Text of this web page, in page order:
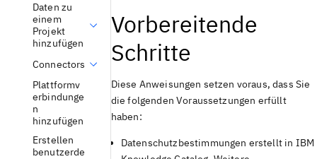
Daten zu
einem
Projekt
hinzufügen
Connectors
Plattformv
erbindunge
n
hinzufügen
Erstellen
benutzerde
Vorbereitende
Schritte
Diese Anweisungen setzen voraus, dass Sie
die folgenden Voraussetzungen erfüllt
haben:
Datenschutzbestimmungen erstellt in IBM